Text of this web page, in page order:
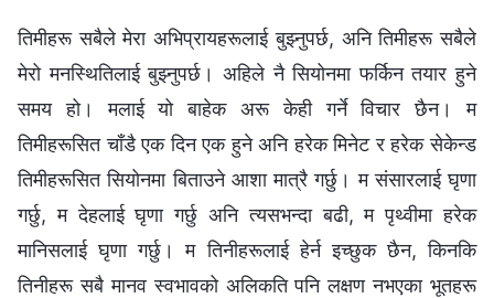
तिमीहरू सबैले मेरा अभिप्रायहरूलाई बुझ्नुपर्छ, अनि तिमीहरू सबैले
मेरो मनस्थितिलाई बुझ्नुपर्छ। अहिले नै सियोनमा फर्किन तयार हुने
समय हो। मलाई यो बाहेक अरू केही गर्ने विचार छैन। म
तिमीहरूसित चाँडै एक दिन एक हुने अनि हरेक मिनेट र हरेक सेकेन्ड
तिमीहरूसित सियोनमा बिताउने आशा मात्रै गर्छु। म संसारलाई घृणा
गर्छु, म देहलाई घृणा गर्छु अनि त्यसभन्दा बढी, म पृथ्वीमा हरेक
मानिसलाई घृणा गर्छु। म तिनीहरूलाई हेर्न इच्छुक छैन, किनकि
तिनीहरू सबै मानव स्वभावको अलिकति पनि लक्षण नभएका भूतहरू